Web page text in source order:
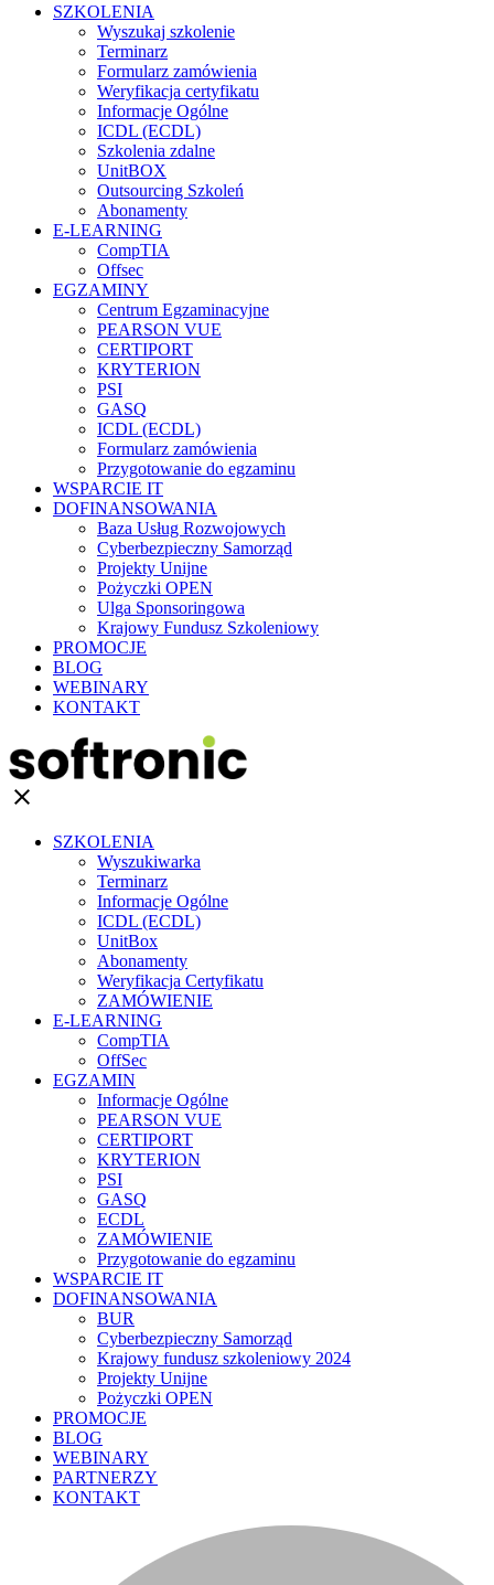
SZKOLENIA
Wyszukaj szkolenie
Terminarz
Formularz zamówienia
Weryfikacja certyfikatu
Informacje Ogólne
ICDL (ECDL)
Szkolenia zdalne
UnitBOX
Outsourcing Szkoleń
Abonamenty
E-LEARNING
CompTIA
Offsec
EGZAMINY
Centrum Egzaminacyjne
PEARSON VUE
CERTIPORT
KRYTERION
PSI
GASQ
ICDL (ECDL)
Formularz zamówienia
Przygotowanie do egzaminu
WSPARCIE IT
DOFINANSOWANIA
Baza Usług Rozwojowych
Cyberbezpieczny Samorząd
Projekty Unijne
Pożyczki OPEN
Ulga Sponsoringowa
Krajowy Fundusz Szkoleniowy
PROMOCJE
BLOG
WEBINARY
KONTAKT
clear
SZKOLENIA
Wyszukiwarka
Terminarz
Informacje Ogólne
ICDL (ECDL)
UnitBox
Abonamenty
Weryfikacja Certyfikatu
ZAMÓWIENIE
E-LEARNING
CompTIA
OffSec
EGZAMIN
Informacje Ogólne
PEARSON VUE
CERTIPORT
KRYTERION
PSI
GASQ
ECDL
ZAMÓWIENIE
Przygotowanie do egzaminu
WSPARCIE IT
DOFINANSOWANIA
BUR
Cyberbezpieczny Samorząd
Krajowy fundusz szkoleniowy 2024
Projekty Unijne
Pożyczki OPEN
PROMOCJE
BLOG
WEBINARY
PARTNERZY
KONTAKT